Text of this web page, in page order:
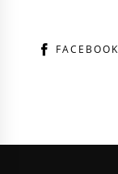
FACEBOOK